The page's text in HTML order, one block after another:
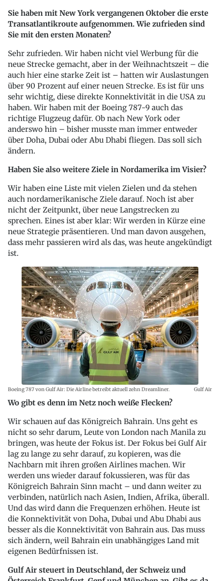
Sie haben mit New York vergangenen Oktober die erste
Transatlantikroute aufgenommen. Wie zufrieden sind
Sie mit den ersten Monaten?
Sehr zufrieden. Wir haben nicht viel Werbung für die
neue Strecke gemacht, aber in der Weihnachtszeit – die
auch hier eine starke Zeit ist – hatten wir Auslastungen
über 90 Prozent auf einer neuen Strecke. Es ist für uns
sehr wichtig, diese direkte Konnektivität in die USA zu
haben. Wir haben mit der Boeing 787-9 auch das
richtige Flugzeug dafür. Ob nach New York oder
anderswo hin – bisher musste man immer entweder
über Doha, Dubai oder Abu Dhabi fliegen. Das soll sich
ändern.
Haben Sie also weitere Ziele in Nordamerika im Visier?
Wir haben eine Liste mit vielen Zielen und da stehen
auch nordamerikanische Ziele darauf. Noch ist aber
nicht der Zeitpunkt, über neue Langstrecken zu
sprechen. Eines ist aber klar: Wir werden in Kürze eine
neue Strategie präsentieren. Und man davon ausgehen,
dass mehr passieren wird als das, was heute angekündigt
ist.
Boeing 787 von Gulf Air: Die Airline betreibt aktuell zehn Dreamliner. Gulf Air
Wo gibt es denn im Netz noch weiße Flecken?
Wir schauen auf das Königreich Bahrain. Uns geht es
nicht so sehr darum, Leute von London nach Manila zu
bringen, was heute der Fokus ist. Der Fokus bei Gulf Air
lag zu lange zu sehr darauf, zu kopieren, was die
Nachbarn mit ihren großen Airlines machen. Wir
werden uns wieder darauf fokussieren, was für das
Königreich Bahrain Sinn macht – und dann weiter zu
verbinden, natürlich nach Asien, Indien, Afrika, überall.
Und das wird dann die Frequenzen erhöhen. Heute ist
die Konnektivität von Doha, Dubai und Abu Dhabi aus
besser als die Konnektivität von Bahrain aus. Das muss
sich ändern, weil Bahrain ein unabhängiges Land mit
eigenen Bedürfnissen ist.
Gulf Air steuert in Deutschland, der Schweiz und